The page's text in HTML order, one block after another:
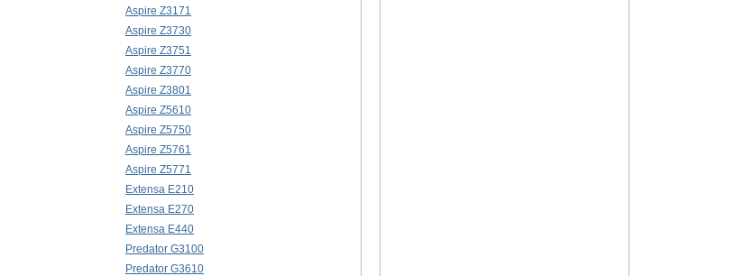
Aspire Z3171
Aspire Z3730
Aspire Z3751
Aspire Z3770
Aspire Z3801
Aspire Z5610
Aspire Z5750
Aspire Z5761
Aspire Z5771
Extensa E210
Extensa E270
Extensa E440
Predator G3100
Predator G3610